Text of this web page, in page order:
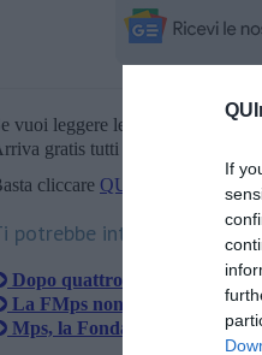
If
vuoi leggere le notizie principali
gratis tutti i giorni alle 20:00
cliccare QUI
potrebbe interessare
Dopo quattro anni la FMps
La FMps non ci sta, no
Mps, la Fondazione ora